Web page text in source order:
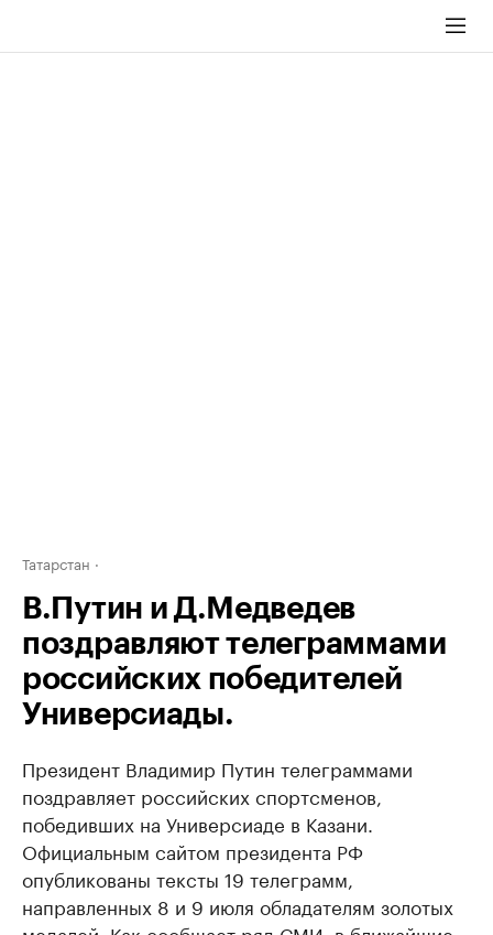
Татарстан
В.Путин и Д.Медведев
поздравляют телеграммами
российских победителей
Универсиады.
Президент Владимир Путин телеграммами
поздравляет российских спортсменов,
победивших на Универсиаде в Казани.
Официальным сайтом президента РФ
опубликованы тексты 19 телеграмм,
направленных 8 и 9 июля обладателям золотых